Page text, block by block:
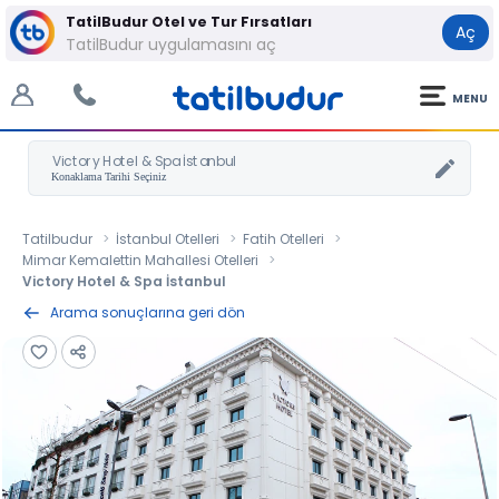
TatilBudur Otel ve Tur Fırsatları
TatilBudur uygulamasını aç
Aç
MENU
Victory Hotel & Spa İstanbul
Tatilbudur İstanbul Otelleri
Fatih Otelleri
Mimar Kemalettin Mahallesi Otelleri
Victory Hotel & Spa İstanbul
Arama sonuçlarına geri dön